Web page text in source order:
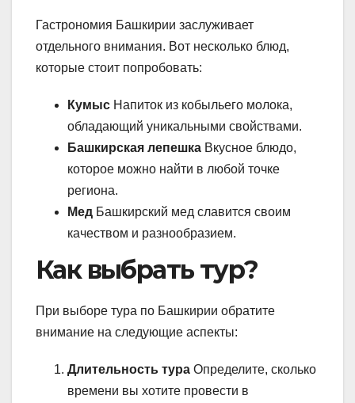
Гастрономия Башкирии заслуживает
отдельного внимания. Вот несколько блюд,
которые стоит попробовать:
Кумыс Напиток из кобыльего молока,
обладающий уникальными свойствами.
Башкирская лепешка Вкусное блюдо,
которое можно найти в любой точке
региона.
Мед Башкирский мед славится своим
качеством и разнообразием.
Как выбрать тур?
При выборе тура по Башкирии обратите
внимание на следующие аспекты:
Длительность тура Определите, сколько
времени вы хотите провести в